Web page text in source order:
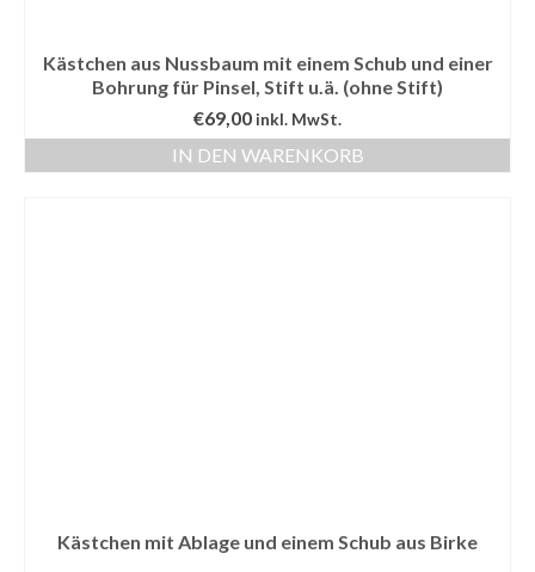
Kästchen aus Nussbaum mit einem Schub und einer
Bohrung für Pinsel, Stift u.ä. (ohne Stift)
€69,00 inkl. MwSt.
IN DEN WARENKORB
Kästchen mit Ablage und einem Schub aus Birke